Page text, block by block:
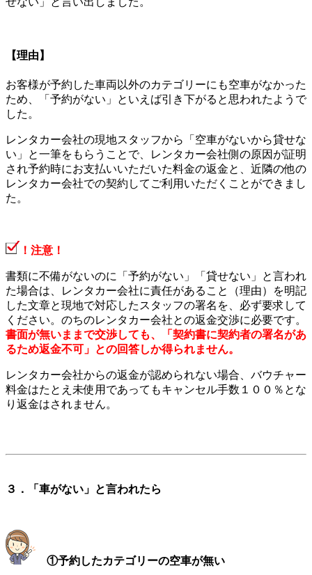
【理由】
お客様が予約した車両以外のカテゴリーにも空車がなかった
ため、「予約がない」といえば引き下がると思われたようで
した。
レンタカー会社の現地スタッフから「空車がないから貸せな
い」と一筆をもらうことで、レンタカー会社側の原因が証明
され予約時にお支払いいただいた料金の返金と、近隣の他の
レンタカー会社での契約してご利用いただくことができまし
た。
！注意！
書類に不備がないのに「予約がない」「貸せない」と言われ
た場合は、レンタカー会社に責任があること（理由）を明記
した文章と現地で対応したスタッフの署名を、必ず要求して
ください。のちのレンタカー会社との返金交渉に必要です。
書面が無いままで交渉しても、「契約書に契約者の署名があ
るため返金不可」との回答しか得られません。
レンタカー会社からの返金が認められない場合、バウチャー
料金はたとえ未使用であってもキャンセル手数１００％とな
り返金はされません。
３．「車がない」と言われたら
①予約したカテゴリーの空車が無い